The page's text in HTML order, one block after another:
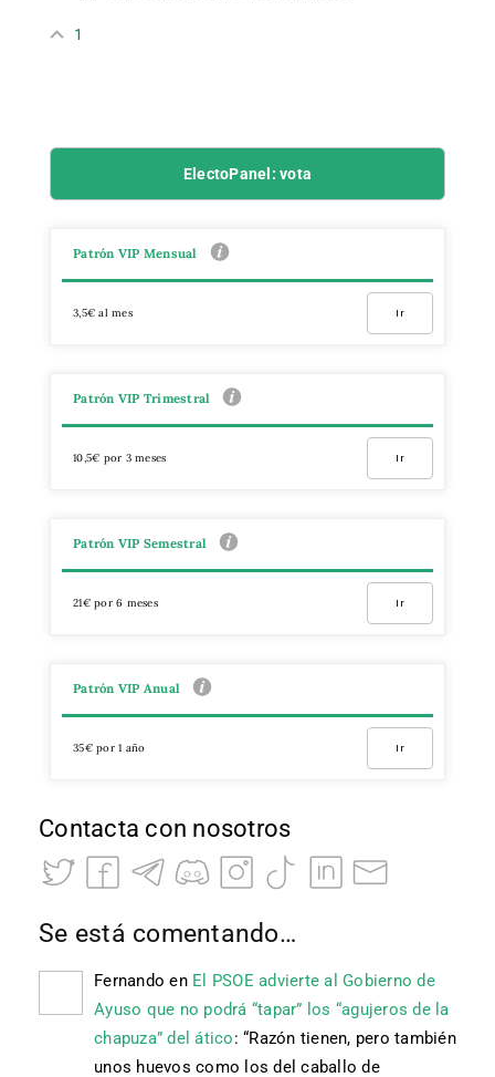
1
ElectoPanel: vota
Patrón VIP Mensual
3,5€ al mes Ir
Patrón VIP Trimestral
10,5€ por 3 meses Ir
Patrón VIP Semestral
21€ por 6 meses Ir
Patrón VIP Anual
35€ por 1 año Ir
Contacta con nosotros
Se está comentando…
Fernando en El PSOE advierte al Gobierno de
Ayuso que no podrá “tapar” los “agujeros de la
chapuza” del ático: “Razón tienen, pero también
unos huevos como los del caballo de